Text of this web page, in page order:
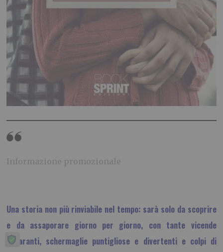
Informazione promozionale
Una storia non più rinviabile nel tempo: sarà solo da scoprire
e da assaporare giorno per giorno, con tante vicende
esilaranti, schermaglie puntigliose e divertenti e colpi di